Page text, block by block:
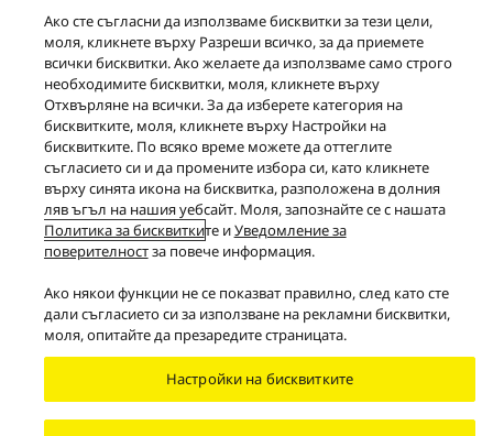
Продукти Grand Class
Facebook X YouTube
Instagram
Условия и правила
Защита на данни
Политика на „бисквитките”
Достъпност
Докладвайте за бариери
EU Data Act
ЗАКОНОВА ГАРАНЦИЯ
Area/Country
Copyright © 2026 Panasonic Marketing Europe GmbH South-East Europe
Branch Office
Всички права запазени
Ако сте съгласни да използваме бисквитки за тези цели,
моля, кликнете върху Разреши всичко, за да приемете
всички бисквитки. Ако желаете да използваме само строго
необходимите бисквитки, моля, кликнете върху
Отхвърляне на всички. За да изберете категория на
бисквитките, моля, кликнете върху Настройки на
бисквитките. По всяко време можете да оттеглите
съгласието си и да промените избора си, като кликнете
върху синята икона на бисквитка, разположена в долния
ляв ъгъл на нашия уебсайт. Моля, запознайте се с нашата
Политика за бисквитките иУведомление за
поверителностза повече информация.
Ако някои функции не се показват правилно, след като сте
дали съгласието си за използване на рекламни бисквитки,
моля, опитайте да презаредите страницата.
Настройки на бисквитките